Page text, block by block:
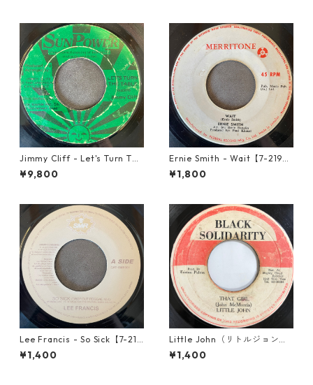
Jimmy Cliff - Let's Turn The
Table【7-21999】
¥9,800
Ernie Smith - Wait【7-2196
0】
¥1,800
Lee Francis - So Sick【7-219
25】
¥1,400
Little John（リトルジョン）
- That Girl 【7-20045】
¥1,400